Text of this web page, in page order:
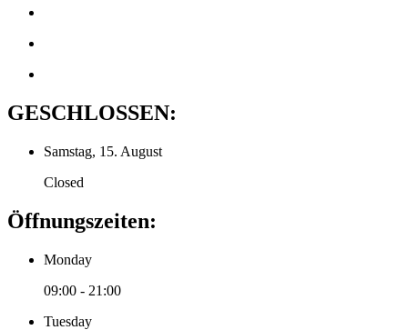
GESCHLOSSEN:
Samstag, 15. August
Closed
Öffnungszeiten:
Monday
09:00 - 21:00
Tuesday